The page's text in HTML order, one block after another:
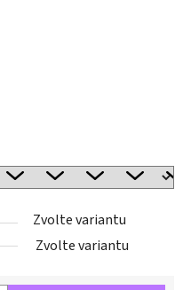
Zvolte variantu
Zvolte variantu